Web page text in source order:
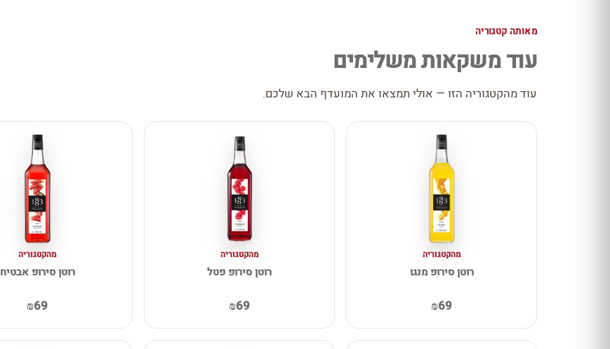
מאותה קטגוריה
עוד משקאות משלימים
עוד מהקטגוריה הזו — אולי תמצאו את המועדף הבא שלכם.
מהקטגוריה
רוטן סירופ מנגו
₪69
מהקטגוריה
רוטן סירופ פטל
₪69
מהקטגוריה
רוטן סירופ אבטיח
₪69